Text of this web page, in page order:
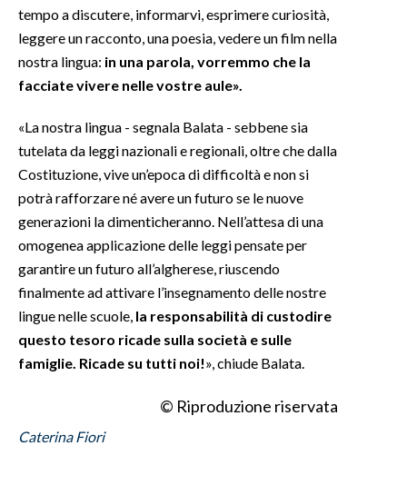
NECROLOGI
PUBBLICITÀ
SPIAGGE
STORE
tempo a discutere, informarvi, esprimere curiosità,
leggere un racconto, una poesia, vedere un film nella
nostra lingua: in una parola, vorremmo che la
facciate vivere nelle vostre aule».
«La nostra lingua - segnala Balata - sebbene sia
tutelata da leggi nazionali e regionali, oltre che dalla
Costituzione, vive un’epoca di difficoltà e non si
potrà rafforzare né avere un futuro se le nuove
generazioni la dimenticheranno. Nell’attesa di una
omogenea applicazione delle leggi pensate per
garantire un futuro all’algherese, riuscendo
finalmente ad attivare l’insegnamento delle nostre
lingue nelle scuole, la responsabilità di custodire
questo tesoro ricade sulla società e sulle
famiglie. Ricade su tutti noi!», chiude Balata.
© Riproduzione riservata
Caterina Fiori